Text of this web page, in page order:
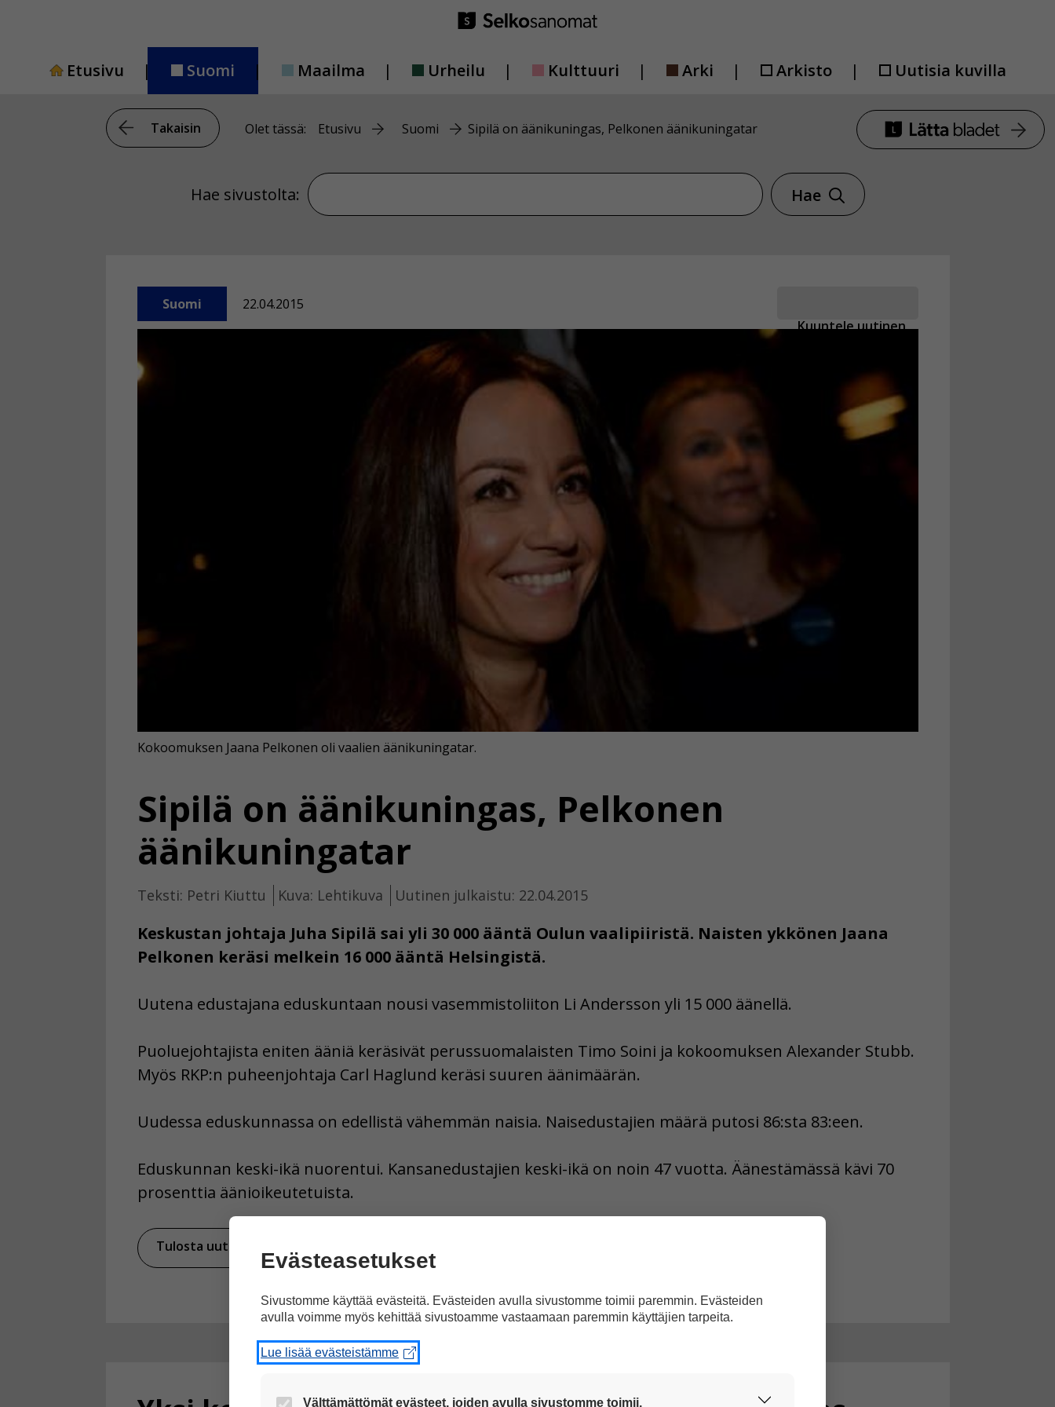
Etusivu
Suomi Maailma Urheilu Kulttuuri Arki Arkisto Uutisia kuvilla
Takaisin Olet tässä: Etusivu Suomi Sipilä on äänikuningas, Pelkonen äänikuningatar
Hae sivustolta: Hae sivustolta
Hae
Kuuntele uutinen
Suomi 22.04.2015
Sipilä on äänikuningas, Pelkonen
äänikuningatar
Teksti: Petri Kiuttu Kuva: Lehtikuva Uutinen julkaistu: 22.04.2015
Keskustan johtaja Juha Sipilä sai yli 30 000 ääntä Oulun vaalipiiristä. Naisten ykkönen Jaana
Pelkonen keräsi melkein 16 000 ääntä Helsingistä.
Kokoomuksen Jaana Pelkonen oli vaalien äänikuningatar.
Uutena edustajana eduskuntaan nousi vasemmistoliiton Li Andersson yli 15 000 äänellä.
Puoluejohtajista eniten ääniä keräsivät perussuomalaisten Timo Soini ja kokoomuksen Alexander Stubb.
Myös RKP:n puheenjohtaja Carl Haglund keräsi suuren äänimäärän.
Uudessa eduskunnassa on edellistä vähemmän naisia. Naisedustajien määrä putosi 86:sta 83:een.
Eduskunnan keski-ikä nuorentui. Kansanedustajien keski-ikä on noin 47 vuotta. Äänestämässä kävi 70
prosenttia äänioikeutetuista.
Tulosta uutinen
Evästeasetukset
Sivustomme käyttää evästeitä. Evästeiden avulla sivustomme toimii paremmin. Evästeiden
avulla voimme myös kehittää sivustoamme vastaamaan paremmin käyttäjien tarpeita.
Lue lisää evästeistämme
Välttämättömät evästeet, joiden avulla sivustomme toimii.